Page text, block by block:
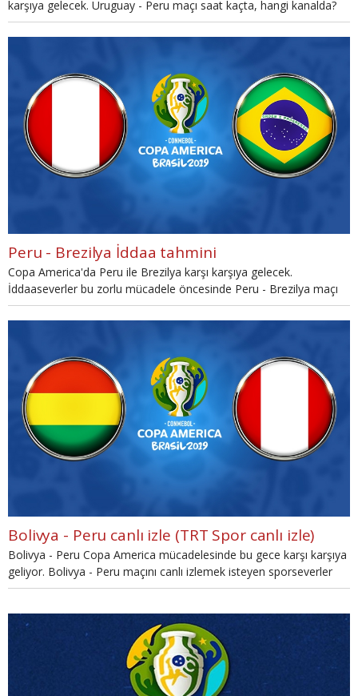
karşıya gelecek. Uruguay - Peru maçı saat kaçta, hangi kanalda?
Uruguay - Peru maçının çarpıcı istatistiklerini sizler için derledik.
Uruguay - Peru maçının İddaa oranları ve İddaa tahmini
Peru - Brezilya İddaa tahmini
Copa America'da Peru ile Brezilya karşı karşıya gelecek.
İddaaseverler bu zorlu mücadele öncesinde Peru - Brezilya maçı
İddaa istatistikleri araştırmaya başlıyor.
Bolivya - Peru canlı izle (TRT Spor canlı izle)
Bolivya - Peru Copa America mücadelesinde bu gece karşı karşıya
geliyor. Bolivya - Peru maçını canlı izlemek isteyen sporseverler
haberimize göz atabilir.